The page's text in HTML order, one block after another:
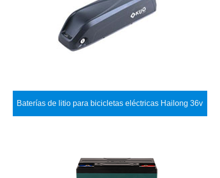
Baterías de litio para bicicletas eléctricas Hailong 36v